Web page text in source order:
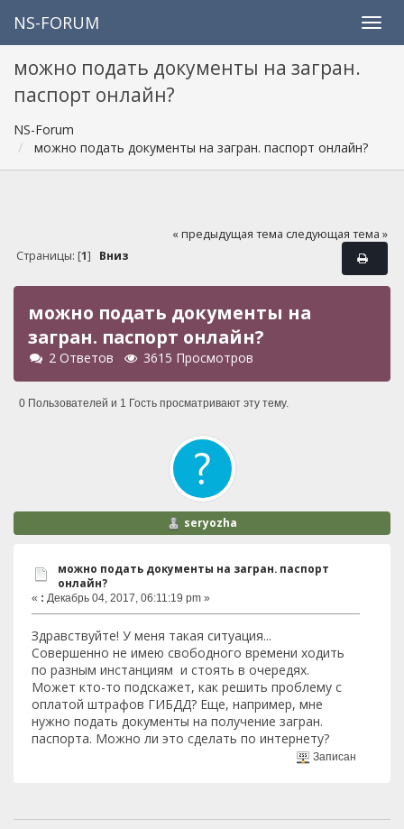
NS-FORUM
можно подать документы на загран.
паспорт онлайн?
NS-Forum
можно подать документы на загран. паспорт онлайн?
« предыдущая тема следующая тема »
Страницы: [1] Вниз
можно подать документы на
загран. паспорт онлайн?
2 Ответов 3615 Просмотров
0 Пользователей и 1 Гость просматривают эту тему.
seryozha
можно подать документы на загран. паспорт
онлайн?
« : Декабрь 04, 2017, 06:11:19 pm »
Здравствуйте! У меня такая ситуация...
Совершенно не имею свободного времени ходить
по разным инстанциям и стоять в очередях.
Может кто-то подскажет, как решить проблему с
оплатой штрафов ГИБДД? Еще, например, мне
нужно подать документы на получение загран.
паспорта. Можно ли это сделать по интернету?
Записан